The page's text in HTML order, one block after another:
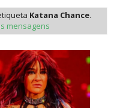
como WWE
Katana Chance.
mensagens